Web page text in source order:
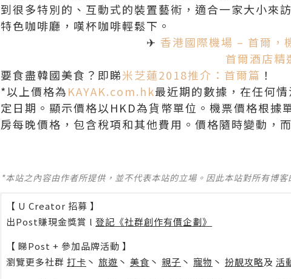
到很多特別的、互動式的裝置藝術，適合一家大小來
特色咖啡廳，嘆杯咖啡輕鬆下。
✈ 香港國際機場 – 首爾，
首爾酒店精
要食盡韓國美食？即睇米芝蓮2018推介：首爾篇 ！
*以上價格為KAYAK.com.hk最近期的數據，在任何
定日期。顯示價格以 HKD為貨幣單位。機票價格根據
房每晚價格，包含稅項和其他費用。價格隨時變動，
*本站之內容由作者所提供，並不代表本站的立場。因此本站對所有博
【 U Creator 招募 】
出Post賺現金獎賞 l 登記《社群創作有價企劃》
【 睇Post + 參加品牌活動 】
瀏覽更多社群 打卡 丶 旅遊 丶 美食 丶 親子 丶 寵物 丶 扮靚攻略及 活